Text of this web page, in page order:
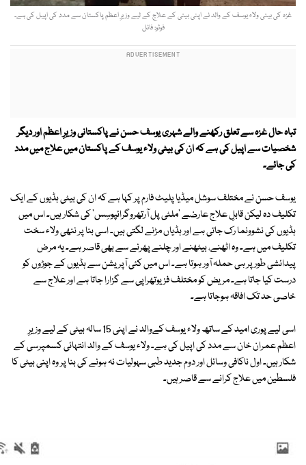
غزہ کی بیٹی ولاء یوسف کے والد نے اپنی بیٹی کے علاج کے لیے وزیرِ اعظم پاکستان سے مدد کی اپیل کی ہے۔
فوٹو: فائل
تباہ حال غزہ سے تعلق رکھنے والے شہری یوسف حسن نے پاکستانی وزیرِ اعظم اور دیگر
شخصیات سے اپیل کی ہے کہ ان کی بیٹی ولاء یوسف کے پاکستان میں علاج میں مدد
کی جائے۔
یوسف حسن نے مختلف سوشل میڈیا پلیٹ فارم پر کہا ہے کہ ان کی بیٹی ہڈیوں کے ایک
تکلیف دہ لیکن قابلِ علاج عارضے 'ملٹی پل آرتھروگرائپوسِس' کی شکار ہیں۔ اس میں
ہڈیوں کی نشوونما رک جاتی ہے اور ہڈیاں مڑنے لگتی ہیں۔ اسی بنا پر ننھی ولاء سخت
تکلیف میں ہے۔ وہ اٹھنے، بیٹھنے اور چلنے پھرنے سے بھی قاصر ہے۔ یہ مرض
پیدائشی طور پر ہی حملہ آور ہوتا ہے۔ اس میں کئی آپریشن سے ہڈیوں کے جوڑوں کو
درست کیا جاتا ہے۔ مریض کو مختلف فزیوتھراپی سے گزارا جاتا ہے اور علاج سے
خاصی حد تک افاقہ ہوجاتا ہے۔
اسی لیے پوری امید کے ساتھ ولاء یوسف کےوالد نے اپنی 15 سالہ بیٹی کے لیے وزیرِ
اعظم عمران خان سے مدد کی اپیل کی ہے۔ ولاء یوسف کے والد انتہائی کسمپرسی کے
شکار ہیں۔ اول ناکافی وسائل اور دوم جدید طبی سہولیات نہ ہونے کی بنا پر وہ اپنی بیٹی کا
فلسطین میں علاج کرانے سے قاصر ہیں۔